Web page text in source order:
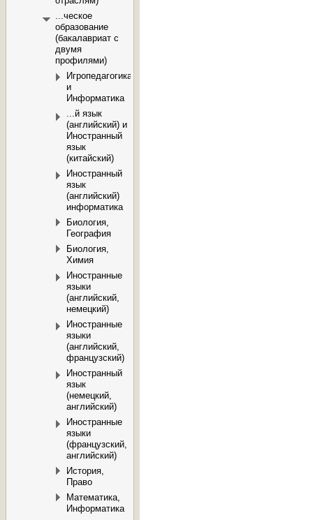
...ческое
образование
(бакалавриат с
двумя
профилями)
Игропедагогика
и
Информатика
...й язык
(английский) и
Иностранный
язык
(китайский)
Иностранный
язык
(английский)
информатика
Биология,
География
Биология,
Химия
Иностранные
языки
(английский,
немецкий)
Иностранные
языки
(английский,
французский)
Иностранный
язык
(немецкий,
английский)
Иностранные
языки
(французский,
английский)
История,
Право
Математика,
Информатика